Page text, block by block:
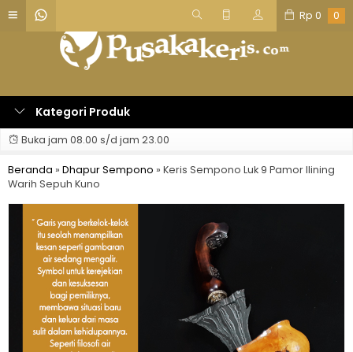
Rp 0 0
Kategori Produk
Buka jam 08.00 s/d jam 23.00
Beranda » Dhapur Sempono » Keris Sempono Luk 9 Pamor Ilining
Warih Sepuh Kuno